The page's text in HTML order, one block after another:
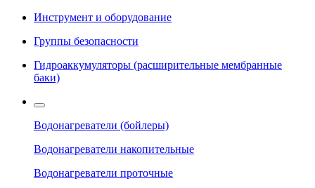
Инструмент и оборудование
Группы безопасности
Гидроаккумуляторы (расширительные мембранные
баки)
Водонагреватели (бойлеры)
Водонагреватели накопительные
Водонагреватели проточные